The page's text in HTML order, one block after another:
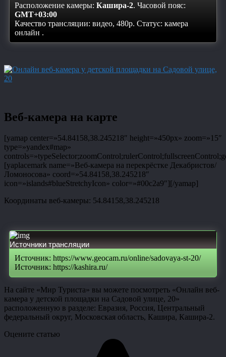
Расположение камеры: Кашира-2. Часовой пояс:
GMT+03:00
Качество трансляции: видео, 480p. Статус: камера
онлайн .
Веб-камера на карте
[yamap center=»54.84158,38.245218″ height=»450px» zoom=»15″
type=»yandex#map»
[yaplacemark name=»Веб-камера на перекрёстке Декабристов/
Ломоносова» coord=»54.84158,38.245218″
icon=»islands#blueStretchyIcon» color=»#00c2a9″][/yamap]
Координаты веб-камеры: 54.84158,38.245218
Источники трансляции
Источник: https://www.geocam.ru/online/sadovaya-st-20/
Источник: https://kashira.ru/
На сайте «Мир Туриста» вы можете посмотреть «Онлайн веб-
камера у детской площадки на Садовой улице, 20»
расположенную в разделе: Евразия, Россия, Центральный
федеральный округ, Московская область, Кашира, Кашира-2.
Оцените статью